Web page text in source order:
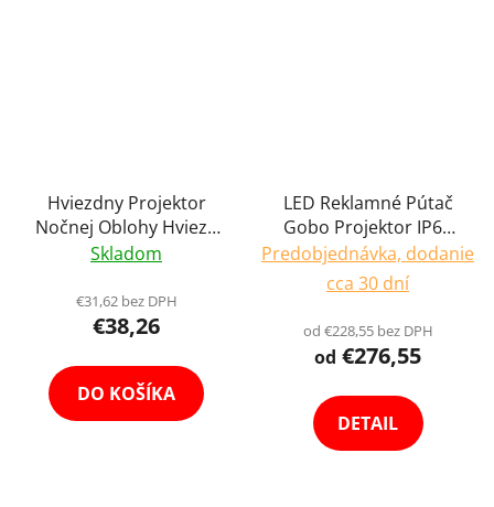
Hviezdny Projektor
Nočnej Oblohy Hviezd
Mesiaca Galaxy
Reproduktorom a
Ovládačom
Skladom
€31,62 bez DPH
€38,26
DO KOŠÍKA
LED Reklamné Pútač
Gobo Projektor IP67
Vodeodolná
Premietačka Vonkajšie
Reklamy Loga HD
Výber Varianta
Predobjednávka, dodanie
cca 30 dní
od €228,55 bez DPH
od €276,55
DETAIL